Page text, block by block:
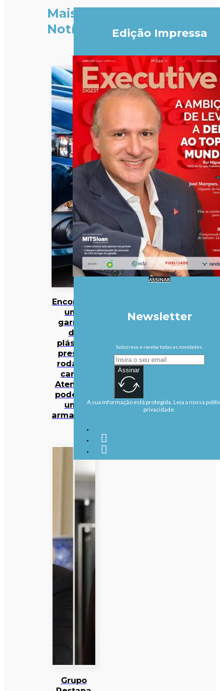
Mais
Notícias
Encontrou
uma
garrafa
de
plástico
presa à
roda do
carro?
Atenção:
pode ser
uma
armadilha
Grupo
Edição Impressa
ASSINAR
Newsletter
Subscreva e receba todas as novidades.
Assinar
A sua informação está protegida. Leia a nossa
privacidade.